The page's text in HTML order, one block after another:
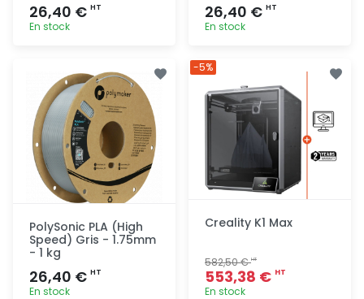
26,40 € HT
En stock
rapide
26,40 € HT
En stock
PolySonic PLA (High
Speed) Gris - 1.75mm
- 1 kg
26,40 € HT
En stock
Creality K1 Max
582,50 €HT
553,38 € HT
En stock
-5%